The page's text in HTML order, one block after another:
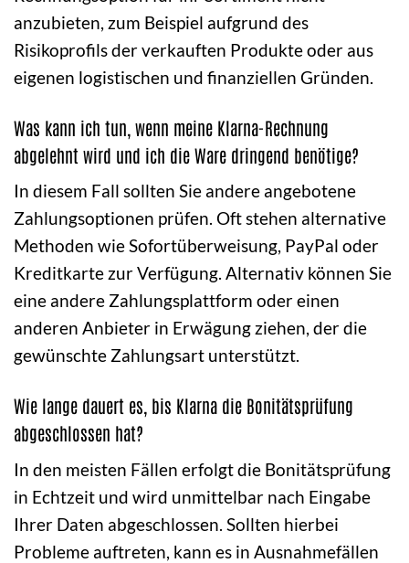
anzubieten, zum Beispiel aufgrund des
Risikoprofils der verkauften Produkte oder aus
eigenen logistischen und finanziellen Gründen.
Was kann ich tun, wenn meine Klarna-Rechnung
abgelehnt wird und ich die Ware dringend benötige?
In diesem Fall sollten Sie andere angebotene
Zahlungsoptionen prüfen. Oft stehen alternative
Methoden wie Sofortüberweisung, PayPal oder
Kreditkarte zur Verfügung. Alternativ können Sie
eine andere Zahlungsplattform oder einen
anderen Anbieter in Erwägung ziehen, der die
gewünschte Zahlungsart unterstützt.
Wie lange dauert es, bis Klarna die Bonitätsprüfung
abgeschlossen hat?
In den meisten Fällen erfolgt die Bonitätsprüfung
in Echtzeit und wird unmittelbar nach Eingabe
Ihrer Daten abgeschlossen. Sollten hierbei
Probleme auftreten, kann es in Ausnahmefällen